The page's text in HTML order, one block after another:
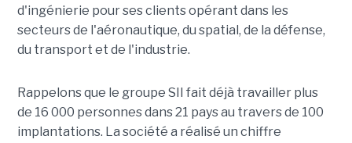
d'ingénierie pour ses clients opérant dans les
secteurs de l'aéronautique, du spatial, de la défense,
du transport et de l'industrie.
Rappelons que le groupe SII fait déjà travailler plus
de 16 000 personnes dans 21 pays au travers de 100
implantations. La société a réalisé un chiffre